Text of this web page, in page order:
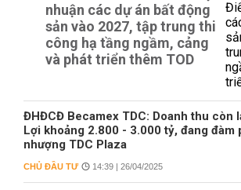
nhuận các dự án bất động
sản vào 2027, tập trung thi
công hạ tầng ngầm, cảng
và phát triển thêm TOD
ĐHĐCĐ Becamex TDC: Doanh thu còn
Lợi khoảng 2.800 - 3.000 tỷ, đang đàm
nhượng TDC Plaza
CHỦ ĐẦU TƯ 14:39 | 26/04/2025